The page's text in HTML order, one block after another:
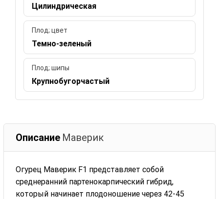
Цилиндрическая
Плод; цвет
Темно-зеленый
Плод; шипы
Крупнобугорчастый
Описание Маверик
Огурец Маверик F1 представляет собой
среднеранний партенокарпический гибрид,
который начинает плодоношение через 42-45